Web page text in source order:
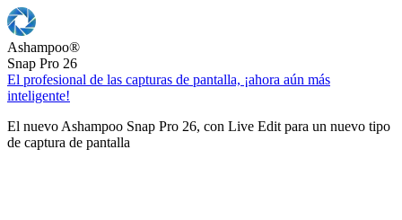
Ashampoo®
Snap Pro 26
El profesional de las capturas de pantalla, ¡ahora aún más
inteligente!
El nuevo Ashampoo Snap Pro 26, con Live Edit para un nuevo tipo
de captura de pantalla